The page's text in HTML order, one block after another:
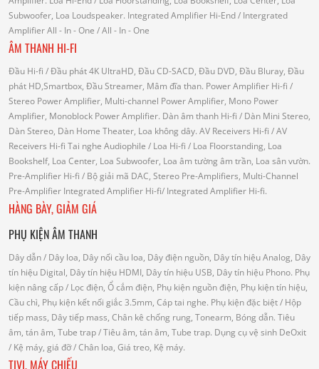
Subwoofer, Loa Loudspeaker. Integrated Amplifier Hi-End/ Intergrated
AmplifierAll - In - One / All - In - One
ÂM THANH HI-FI
Đầu Hi-fi / Đầu phát 4K UltraHD, Đầu CD-SACD, Đầu DVD, Đầu Bluray, Đầu
phát HD,Smartbox, Đầu Streamer, Mâm đĩa than. Power Amplifier Hi-fi /
Stereo Power Amplifier, Multi-channel Power Amplifier, Mono Power
Amplifier, Monoblock Power Amplifier. Dàn âm thanh Hi-fi / Dàn Mini Stereo,
Dàn Stereo, Dàn Home Theater, Loa không dây. AV Receivers Hi-fi / AV
Receivers Hi-fi Tai nghe Audiophile / Loa Hi-fi / Loa Floorstanding, Loa
Bookshelf, Loa Center, Loa Subwoofer, Loa âm tường âm trần, Loa sân vườn.
Pre-Amplifier Hi-fi / Bộ giải mã DAC, Stereo Pre-Amplifiers, Multi-Channel
Pre-Amplifier Integrated Amplifier Hi-fi/ Integrated Amplifier Hi-fi.
HÀNG BÀY, GIẢM GIÁ
PHỤ KIỆN ÂM THANH
Dây dẫn/ Dây loa, Dây nối cầu loa, Dây điện nguồn, Dây tín hiệu Analog, Dây
tín hiệu Digital, Dây tín hiệu HDMI, Dây tín hiệu USB, Dây tín hiệu Phono. Phụ
kiện nâng cấp/ Lọc điện, Ổ cắm điện, Phụ kiện nguồn điện, Phụ kiện tín hiệu,
Cầu chì, Phụ kiện kết nối giắc 3.5mm, Cáp tai nghe. Phụ kiện đặc biệt/ Hộp
tiếp mass, Dây tiếp mass, Chân kê chống rung, Tonearm, Bóng dẫn. Tiêu
âm, tán âm, Tube trap/ Tiêu âm, tán âm, Tube trap. Dụng cụ vệ sinh DeOxit
/ Kệ máy, giá đỡ/ Chân loa, Giá treo, Kệ máy.
TIVI, MÁY CHIẾU